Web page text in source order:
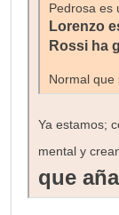
Pedrosa es
Lorenzo
Rossi ha
Normal que
Ya estamos;
mental y
que